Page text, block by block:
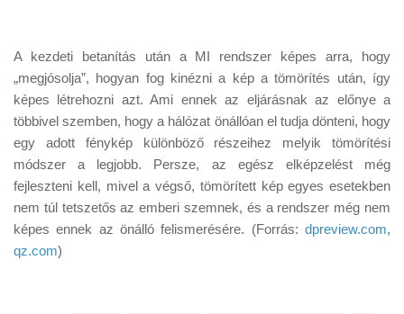
A kezdeti betanítás után a MI rendszer képes arra, hogy
„megjósolja”, hogyan fog kinézni a kép a tömörítés után, így
képes létrehozni azt. Ami ennek az eljárásnak az előnye a
többivel szemben, hogy a hálózat önállóan el tudja dönteni, hogy
egy adott fénykép különböző részeihez melyik tömörítési
módszer a legjobb. Persze, az egész elképzelést még
fejleszteni kell, mivel a végső, tömörített kép egyes esetekben
nem túl tetszetős az emberi szemnek, és a rendszer még nem
képes ennek az önálló felismerésére. (Forrás: dpreview.com,
qz.com)